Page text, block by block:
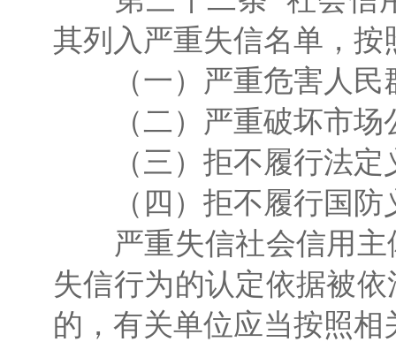
其列入严重失信名单，
（一）严重危害人民
（二）严重破坏市场
（三）拒不履行法定
（四）拒不履行国防
严重失信社会信用主
失信行为的认定依据被
的，有关单位应当按照